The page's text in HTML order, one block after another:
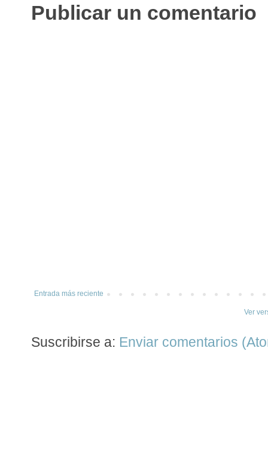
Publicar un comentario
Entrada más reciente
Ver
Suscribirse a: Enviar comentarios